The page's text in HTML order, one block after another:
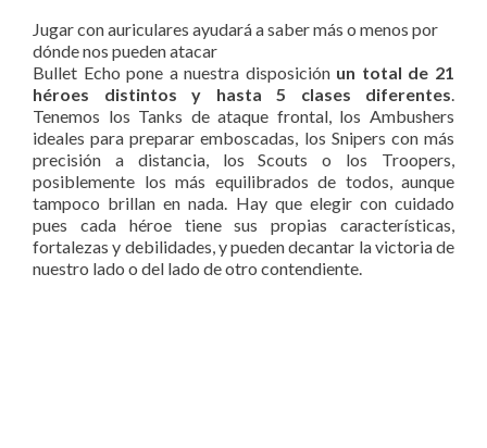
Jugar con auriculares ayudará a saber más o menos por
dónde nos pueden atacar
Bullet Echo pone a nuestra disposición un total de 21
héroes distintos y hasta 5 clases diferentes.
Tenemos los Tanks de ataque frontal, los Ambushers
ideales para preparar emboscadas, los Snipers con más
precisión a distancia, los Scouts o los Troopers,
posiblemente los más equilibrados de todos, aunque
tampoco brillan en nada. Hay que elegir con cuidado
pues cada héroe tiene sus propias características,
fortalezas y debilidades, y pueden decantar la victoria de
nuestro lado o del lado de otro contendiente.